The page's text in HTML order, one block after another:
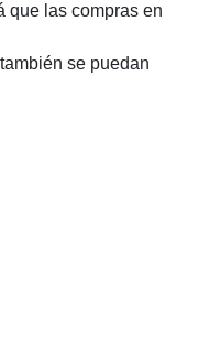
que las compras en
se puedan